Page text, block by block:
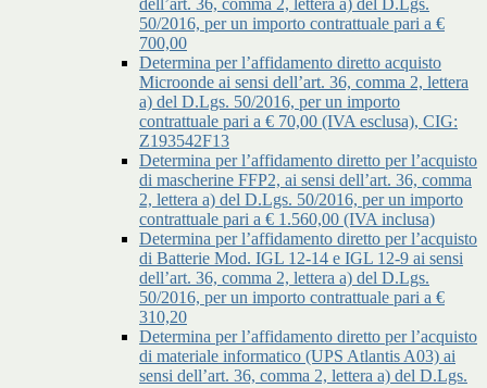
dell’art. 36, comma 2, lettera a) del D.Lgs.
50/2016, per un importo contrattuale pari a €
700,00
Determina per l’affidamento diretto acquisto
Microonde ai sensi dell’art. 36, comma 2, lettera
a) del D.Lgs. 50/2016, per un importo
contrattuale pari a € 70,00 (IVA esclusa), CIG:
Z193542F13
Determina per l’affidamento diretto per l’acquisto
di mascherine FFP2, ai sensi dell’art. 36, comma
2, lettera a) del D.Lgs. 50/2016, per un importo
contrattuale pari a € 1.560,00 (IVA inclusa)
Determina per l’affidamento diretto per l’acquisto
di Batterie Mod. IGL 12-14 e IGL 12-9 ai sensi
dell’art. 36, comma 2, lettera a) del D.Lgs.
50/2016, per un importo contrattuale pari a €
310,20
Determina per l’affidamento diretto per l’acquisto
di materiale informatico (UPS Atlantis A03) ai
sensi dell’art. 36, comma 2, lettera a) del D.Lgs.